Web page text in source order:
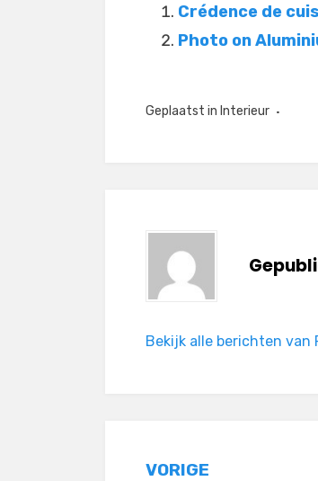
Crédence de
Photo on
Geplaatst in Interieur
Bekijk alle berichten van
VORIGE